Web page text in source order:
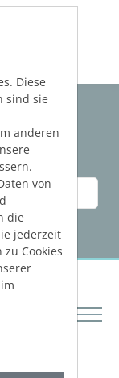
von
Diese
sind sie
anderen
von
die
jederzeit
Cookies